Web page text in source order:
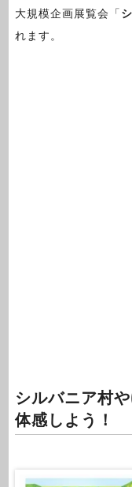
大規模企画展覧会「
れます。
シルバニア村
体感しよう！